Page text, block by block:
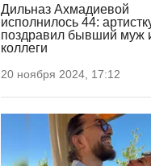
Дильназ Ахмадиевой
исполнилось 44:
поздравил бывший муж
коллеги
20 ноября 2024, 17:12